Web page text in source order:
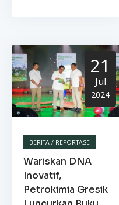
21
Jul
2024
BERITA / REPORTASE
Wariskan DNA
Inovatif,
Petrokimia Gresik